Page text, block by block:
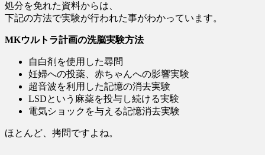
処分を免れた資料からは、
下記の方法で実験が行われた事がわかっています。
MKウルトラ計画の洗脳実験方法
自白剤を使用した尋問
妊婦への投薬、赤ちゃんへの影響実験
超音波を利用した記憶の消去実験
LSDという麻薬を投与し続ける実験
電気ショックを与える記憶消去実験
ほとんど、拷問ですよね。